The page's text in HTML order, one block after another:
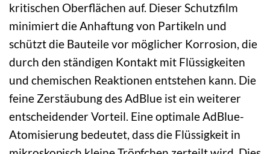
kritischen Oberflächen auf. Dieser Schutzfilm
minimiert die Anhaftung von Partikeln und
schützt die Bauteile vor möglicher Korrosion, die
durch den ständigen Kontakt mit Flüssigkeiten
und chemischen Reaktionen entstehen kann. Die
feine Zerstäubung des AdBlue ist ein weiterer
entscheidender Vorteil. Eine optimale AdBlue-
Atomisierung bedeutet, dass die Flüssigkeit in